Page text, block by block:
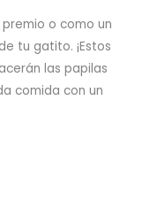
o como un
tu gatito. ¡Estos
las papilas
comida con un